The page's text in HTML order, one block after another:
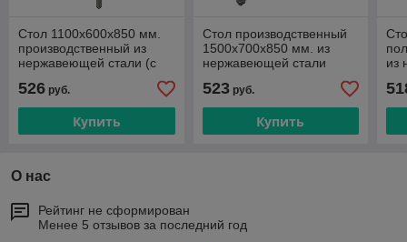
Стол 1100х600х850 мм.
производственный из
нержавеющей стали (с
526 руб.
Купить
Стол производственный
1500х700х850 мм. из
нержавеющей стали
523руб.
Купить
из
О нас
Рейтинг не сформирован
Менее 5 отзывов за последний год